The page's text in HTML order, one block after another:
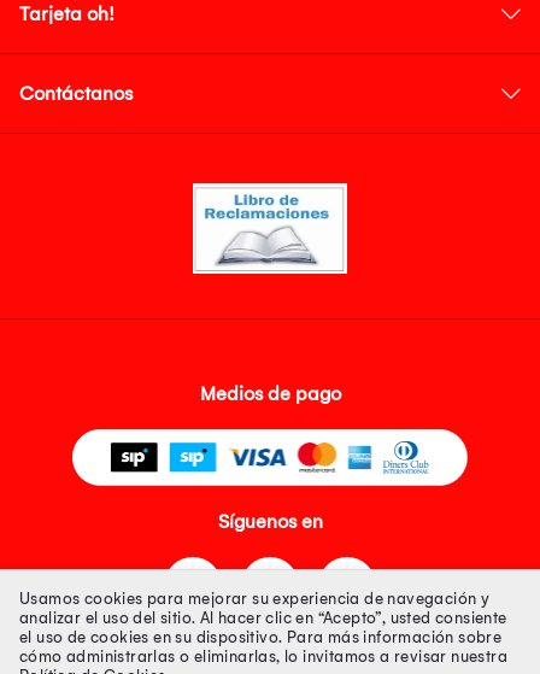
Tarjeta oh!
Contáctanos
Medios de pago
Síguenos en
Usamos cookies para mejorar su experiencia de navegación y
analizar el uso del sitio. Al hacer clic en “Acepto”, usted consiente
el uso de cookies en su dispositivo. Para más información sobre
cómo administrarlas o eliminarlas, lo invitamos a revisar nuestra